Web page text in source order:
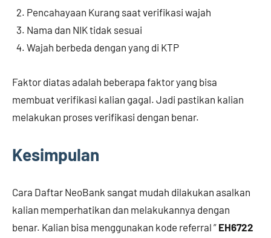
Pencahayaan Kurang saat verifikasi wajah
Nama dan NIK tidak sesuai
Wajah berbeda dengan yang di KTP
Faktor diatas adalah beberapa faktor yang bisa
membuat verifikasi kalian gagal. Jadi pastikan kalian
melakukan proses verifikasi dengan benar.
Kesimpulan
Cara Daftar NeoBank sangat mudah dilakukan asalkan
kalian memperhatikan dan melakukannya dengan
benar. Kalian bisa menggunakan kode referral ” EH6722